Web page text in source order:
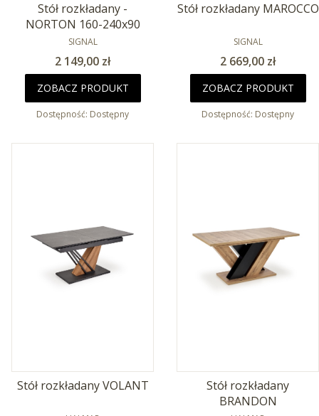
Stół rozkładany -
NORTON 160-240x90
PRODUCENT
SIGNAL
Cena
2 149,00 zł
ZOBACZ PRODUKT
Dostępność: Dostępny
Stół rozkładany MAROCCO
PRODUCENT
SIGNAL
Cena
2 669,00 zł
ZOBACZ PRODUKT
Dostępność: Dostępny
Stół rozkładany VOLANT
Stół rozkładany
BRANDON